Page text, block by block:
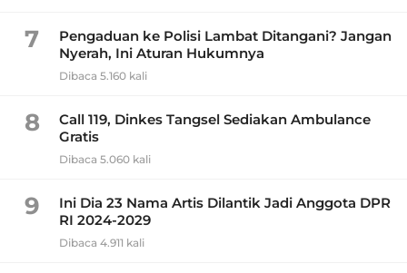
7
Pengaduan ke Polisi Lambat Ditangani? Jangan
Nyerah, Ini Aturan Hukumnya
Dibaca 5.160 kali
8
Call 119, Dinkes Tangsel Sediakan Ambulance
Gratis
Dibaca 5.060 kali
9
Ini Dia 23 Nama Artis Dilantik Jadi Anggota DPR
RI 2024-2029
Dibaca 4.911 kali